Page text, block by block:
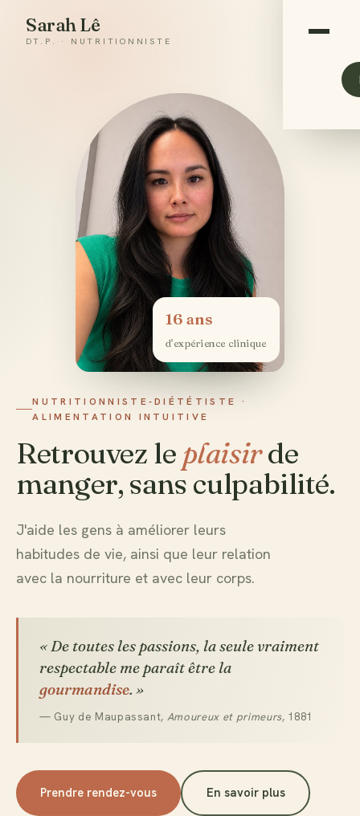
Sarah Lê
DT.P. · NUTRITIONNISTE
NUTRITIONNISTE-DIÉTÉTISTE ·
ALIMENTATION INTUITIVE
Retrouvez le plaisirde
manger, sans culpabilité.
J'aide les gens à améliorer leurs
habitudes de vie, ainsi que leur relation
avec la nourriture et avec leur corps.
« De toutes les passions, la seule vraiment
respectable me paraît être la
gourmandise. »
— Guy de Maupassant, Amoureux et primeurs, 1881
Prendre rendez-vous En savoir plus
16 ans
d'expérience clinique